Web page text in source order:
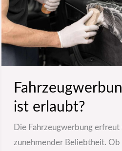
ist erlaubt?
Die Fahrzeugwerbung erfreut
zunehmender Beliebtheit. Ob